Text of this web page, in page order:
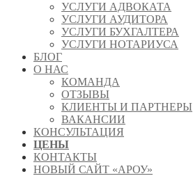
УСЛУГИ АДВОКАТА
УСЛУГИ АУДИТОРА
УСЛУГИ БУХГАЛТЕРА
УСЛУГИ НОТАРИУСА
БЛОГ
О НАС
КОМАНДА
ОТЗЫВЫ
КЛИЕНТЫ И ПАРТНЕРЫ
ВАКАНСИИ
КОНСУЛЬТАЦИЯ
ЦЕНЫ
КОНТАКТЫ
НОВЫЙ САЙТ «АРОУ»